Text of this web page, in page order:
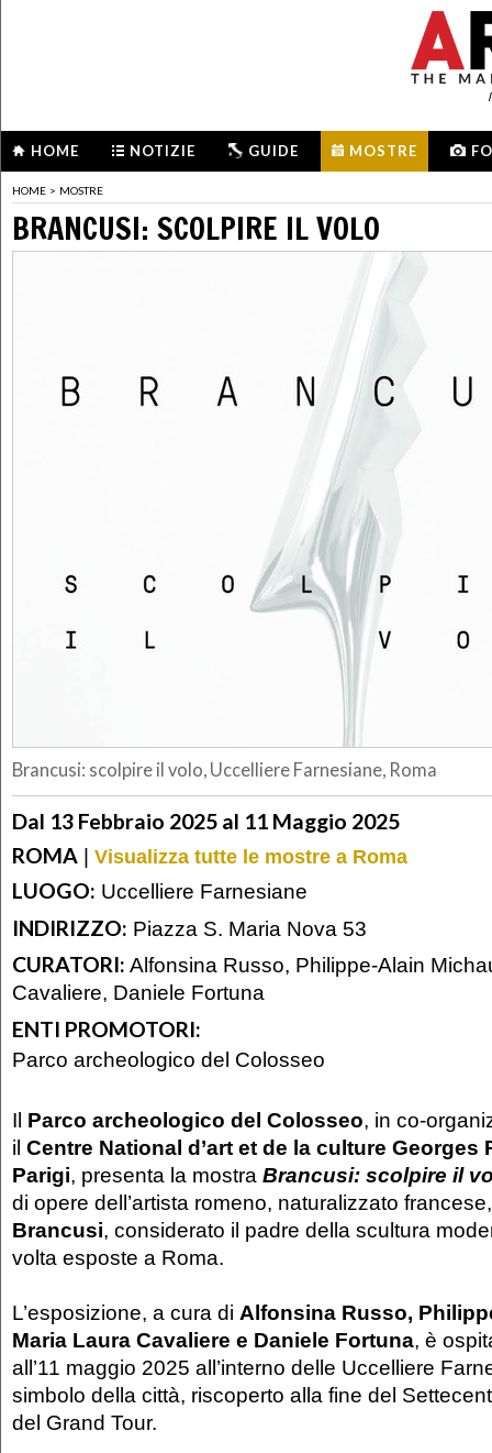
HOME NOTIZIE GUIDE MOSTRE
HOME > MOSTRE
BRANCUSI: SCOLPIRE IL VOLO
Brancusi: scolpire il volo, Uccelliere Farnesiane, Roma
Dal 13 Febbraio 2025 al 11 Maggio 2025
ROMA | Visualizza tutte le mostre a Roma
LUOGO: Uccelliere Farnesiane
INDIRIZZO: Piazza S. Maria Nova 53
CURATORI: Alfonsina Russo, Philippe-Alain
Cavaliere, Daniele Fortuna
ENTI PROMOTORI:
Parco archeologico del Colosseo
Il Parco archeologico del Colosseo, in co-
il Centre National d’art et de la culture Georges
Parigi, presenta la mostra Brancusi: scolpire il
di opere dell’artista romeno, naturalizzato
Brancusi, considerato il padre della scultura
volta esposte a Roma.
L’esposizione, a cura di Alfonsina Russo,
Maria Laura Cavaliere e Daniele Fortuna, è
all’11 maggio 2025 all’interno delle Uccelliere
simbolo della città, riscoperto alla fine del
del Grand Tour.